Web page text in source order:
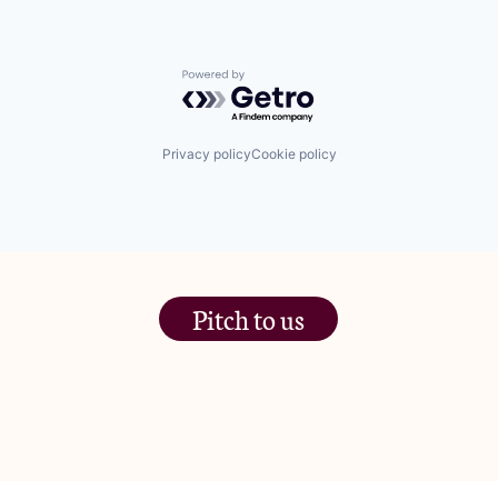
Powered by Getro.com
Privacy policyCookie policy
Pitch to us